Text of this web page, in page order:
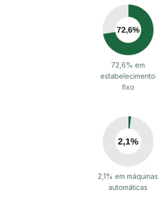
72,6% em
estabelecimento
fixo
2,1% em máquinas
automáticas